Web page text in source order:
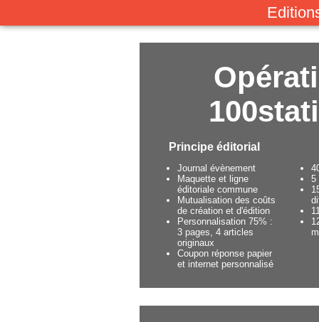
Principe éditorial
Journal évènement
Maquette et ligne
éditoriale commune
Mutualisation des coûts
de création et d'édition
Personnalisation 75% :
3 pages, 4 articles
originaux
Coupon réponse papier
et internet personnalisé
5